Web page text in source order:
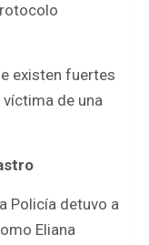
existen fuertes
de una
Policía detuvo a
Eliana